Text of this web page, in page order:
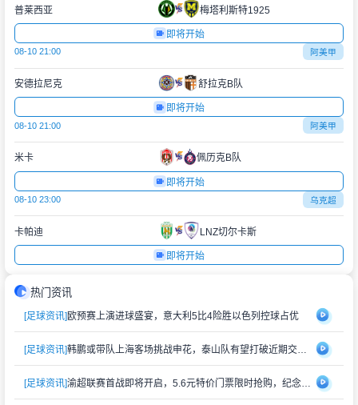
普莱西亚 梅塔利斯特1925
即将开始
08-10 21:00 阿美甲
安德拉尼克 舒拉克B队
即将开始
08-10 21:00 阿美甲
米卡 佩历克B队
即将开始
08-10 23:00 乌克超
卡帕迪 LNZ切尔卡斯
即将开始
热门资讯
[足球资讯]欧预赛上演进球盛宴，意大利5比4险胜以色列控球占优
[足球资讯]
[足球资讯] 渝超联赛首战即将开启，5.6元特价门票限时抢购，纪念礼品同步赠送